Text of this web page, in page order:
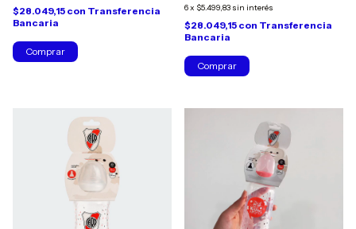
$28.049,15 con Transferencia
Bancaria
Comprar
6x $5.499,83 sin interés
$28.049,15 con Transferencia
Bancaria
Comprar